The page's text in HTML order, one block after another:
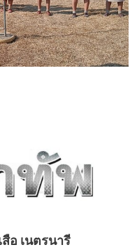
อ เนตรนารี